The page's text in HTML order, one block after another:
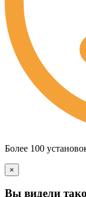
Более 100
×
Вы видели